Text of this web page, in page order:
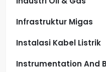
Infrastruktur Migas
Instalasi Kabel Listrik
Instrumentation And